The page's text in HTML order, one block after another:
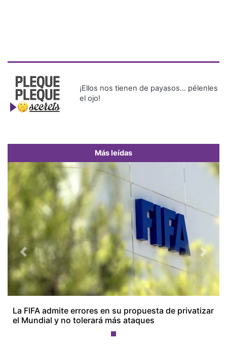
¡Ellos nos tienen de payasos… pélenles
el ojo!
Más leídas
La FIFA admite errores en su propuesta de privatizar
el Mundial y no tolerará más ataques
Previous Next